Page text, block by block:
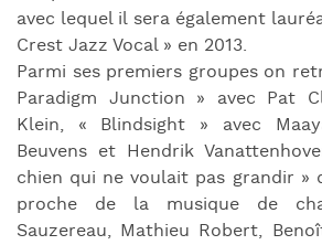
avec lequel il sera également
Crest Jazz Vocal » en 2013.
Parmi ses premiers groupes on
Paradigm Junction » avec Pat
Klein, « Blindsight » avec
Beuvens et Hendrik
chien qui ne voulait pas grandir »
proche de la musique de
Sauzereau, Mathieu Robert,